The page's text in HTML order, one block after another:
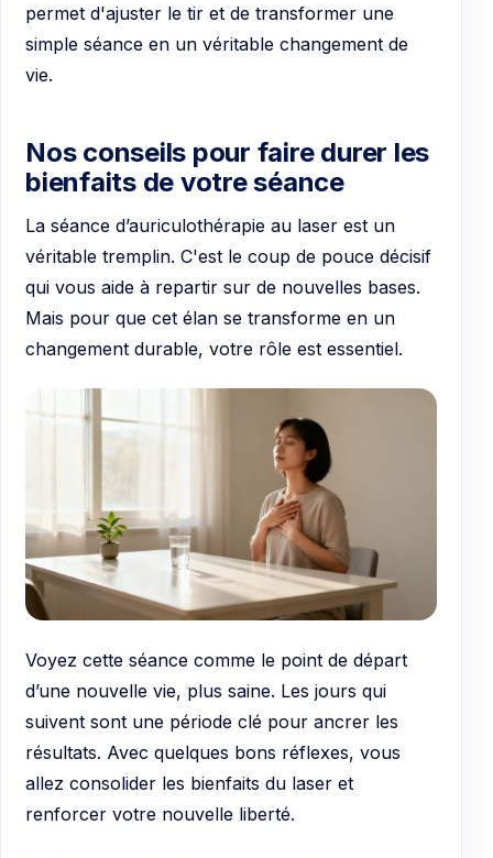
permet d'ajuster le tir et de transformer une
simple séance en un véritable changement de
vie.
Nos conseils pour faire durer les
bienfaits de votre séance
La séance d’auriculothérapie au laser est un
véritable tremplin. C'est le coup de pouce décisif
qui vous aide à repartir sur de nouvelles bases.
Mais pour que cet élan se transforme en un
changement durable, votre rôle est essentiel.
Voyez cette séance comme le point de départ
d’une nouvelle vie, plus saine. Les jours qui
suivent sont une période clé pour ancrer les
résultats. Avec quelques bons réflexes, vous
allez consolider les bienfaits du laser et
renforcer votre nouvelle liberté.